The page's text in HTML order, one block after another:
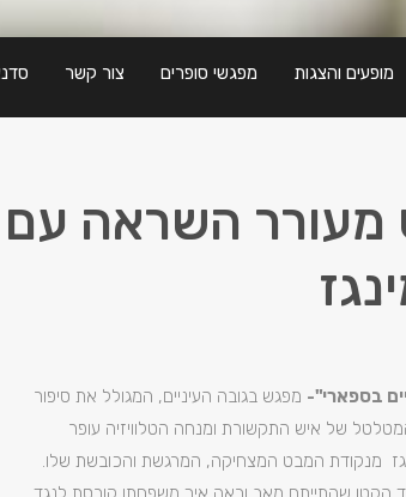
מופעים והצגות מפגשי סופרים צור קשר
מעורר השראה עם
בספארי"- מפגש בגובה העיניים, המגולל את סיפור
המטלטל של איש התקשורת ומנחה הטלוויזיה עופר
מנקודת המבט המצחיקה, המרגשת והכובשת שלו.